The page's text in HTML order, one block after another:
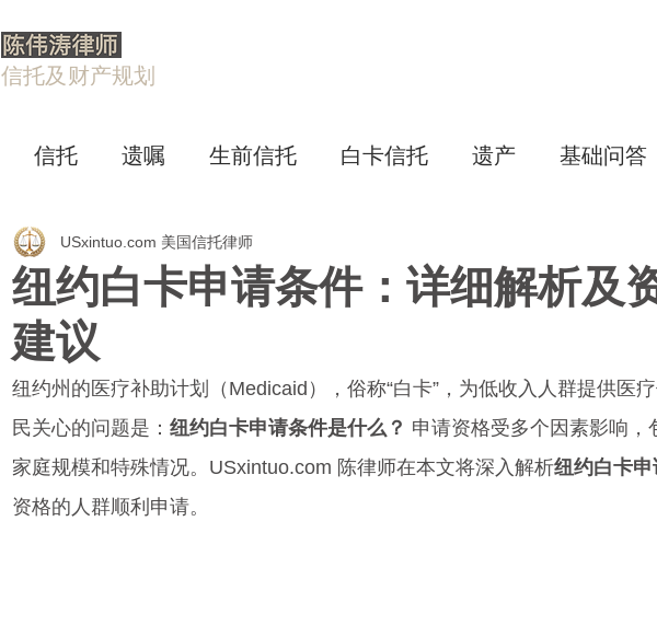
信托及财产规划
信托 遗嘱 生前信托 白卡信托 遗产 基础问答
纽约白卡申请条件：详细解析及
建议
USxintuo.com 美国信托律师
纽约州的医疗补助计划（Medicaid），俗称“白卡”，为低收入人群提供医
民关心的问题是： 纽约白卡申请条件是什么？ 申请资格受多个因素影响，
家庭规模和特殊情况。USxintuo.com 陈律师在本文将深入解析纽约白卡
资格的人群顺利申请。